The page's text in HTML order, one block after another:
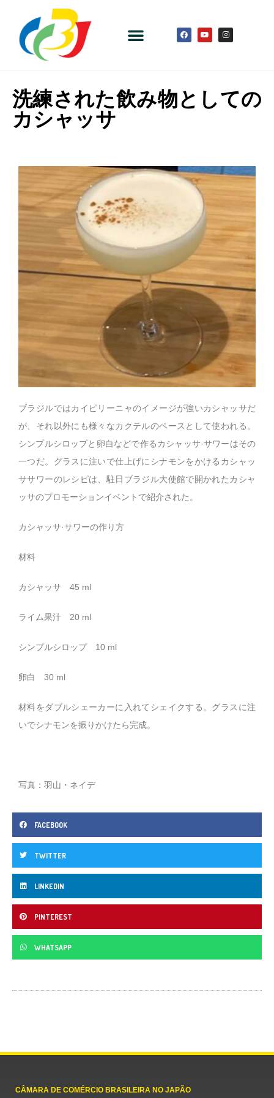
洗練された飲み物としての
カシャッサ
ブラジルではカイピリーニャのイメージが強いカシャッサだ
が、それ以外にも様々なカクテルのベースとして使われる。
シンプルシロップと卵白などで作るカシャッサ·サワーはその
一つだ。グラスに注いで仕上げにシナモンをかけるカシャッ
ササワーのレシピは、駐日ブラジル大使館で開かれたカシャ
ッサのプロモーションイベントで紹介された。
カシャッサ·サワーの作り方
材料
カシャッサ 45 ml
ライム果汁 20 ml
シンプルシロップ 10 ml
卵白 30 ml
材料をダブルシェーカーに入れてシェイクする。グラスに注
いでシナモンを振りかけたら完成。
写真：羽山・ネイデ
FACEBOOK
TWITTER
LINKEDIN
PINTEREST
WHATSAPP
CÂMARA DE COMÉRCIO BRASILEIRA NO JAPÃO